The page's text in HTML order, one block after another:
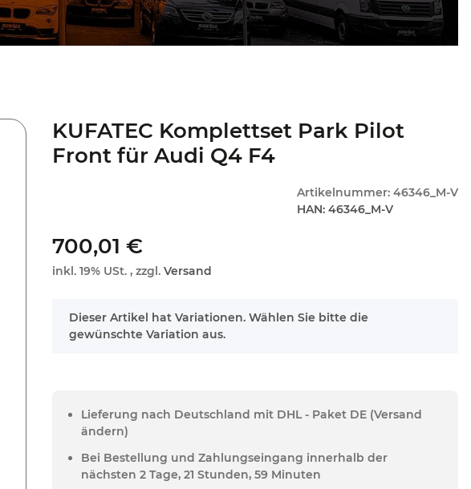
KUFATEC Komplettset Park Pilot
Front für Audi Q4 F4
Artikelnummer: 46346_M-V
HAN: 46346_M-V
700,01 €
inkl. 19% USt. , zzgl.Versand
x
Dieser Artikel hat Variationen. Wählen Sie bitte die
gewünschte Variation aus.
Lieferung nach Deutschland mit DHL - Paket DE (Versand
ändern)
Bei Bestellung und Zahlungseingang innerhalb der
nächsten 2 Tage, 21 Stunden, 59 Minuten